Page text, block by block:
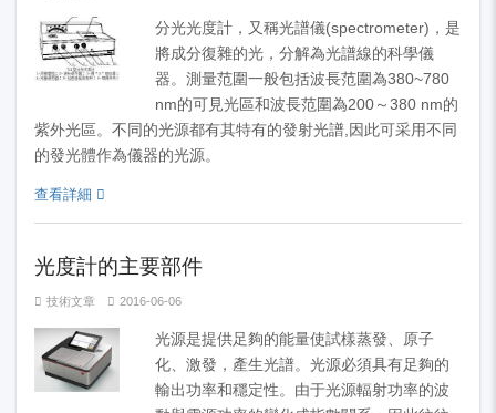
分光光度計，又稱光譜儀(spectrometer)，是
將成分復雜的光，分解為光譜線的科學儀
器。測量范圍一般包括波長范圍為380~780
nm的可見光區和波長范圍為200～380 nm的
紫外光區。不同的光源都有其特有的發射光譜,因此可采用不同
的發光體作為儀器的光源。
查看詳細
光度計的主要部件
技術文章 2016-06-06
光源是提供足夠的能量使試樣蒸發、原子
化、激發，產生光譜。光源必須具有足夠的
輸出功率和穩定性。由于光源輻射功率的波